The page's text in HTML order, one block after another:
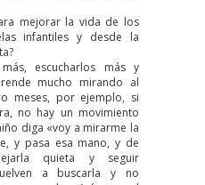
mejorar la vida de los
infantiles y desde la
escucharlos más y
mucho mirando al
meses, por ejemplo, si
no hay un movimiento
diga «voy a mirarme la
y pasa esa mano, y de
quieta y seguir
a buscarla y no